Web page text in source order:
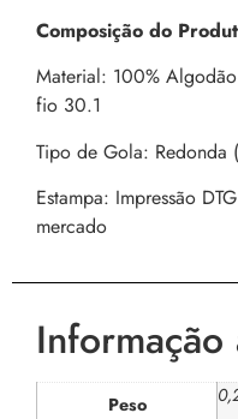
Composição do
Material: 100%
fio 30.1
Tipo de Gola: Redonda
Estampa: Impressão
mercado
Peso